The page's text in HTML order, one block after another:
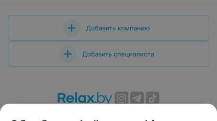
Добавить компанию
Добавить специалиста